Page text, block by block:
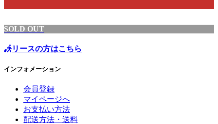
SOLD OUT
リースの方はこちら
インフォメーション
会員登録
マイページへ
お支払い方法
配送方法・送料